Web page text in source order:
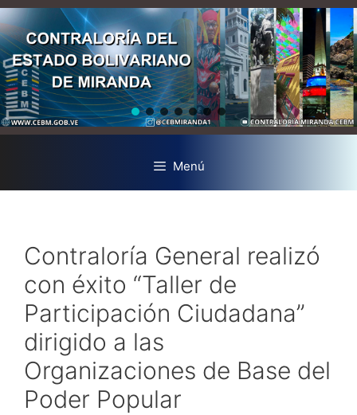
Menú
Contraloría General realizó
con éxito “Taller de
Participación Ciudadana”
dirigido a las
Organizaciones de Base del
Poder Popular